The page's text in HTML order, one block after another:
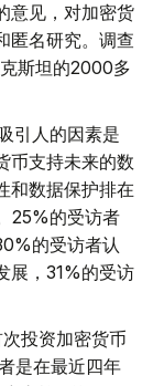
意见，对加密货
匿名研究。调查
斯坦的2000多
引人的因素是
币支持未来的数
和数据保护排在
25%的受访者
的受访者认
展，31%的受访
投资加密货币
是在最近四年